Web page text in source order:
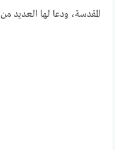
المقدسة، ودعا لها العديد من